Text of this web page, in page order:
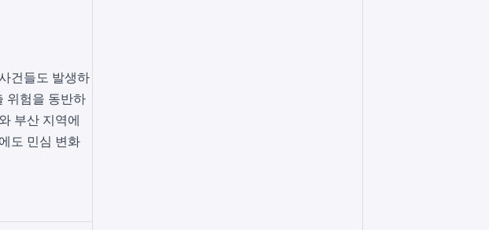
건들도 발생하
위험을 동반하
부산 지역에
도 민심 변화